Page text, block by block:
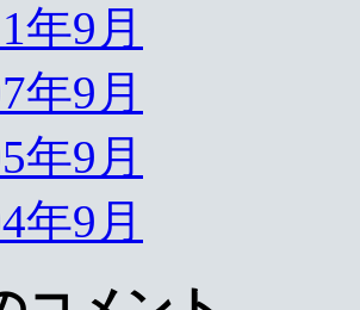
年9月
年9月
年9月
年9月